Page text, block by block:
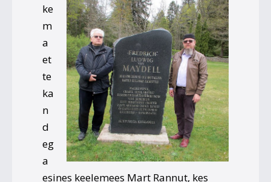
ke
m
a
et
te
ka
n
d
eg
a
esines keelemees Mart Rannut, kes